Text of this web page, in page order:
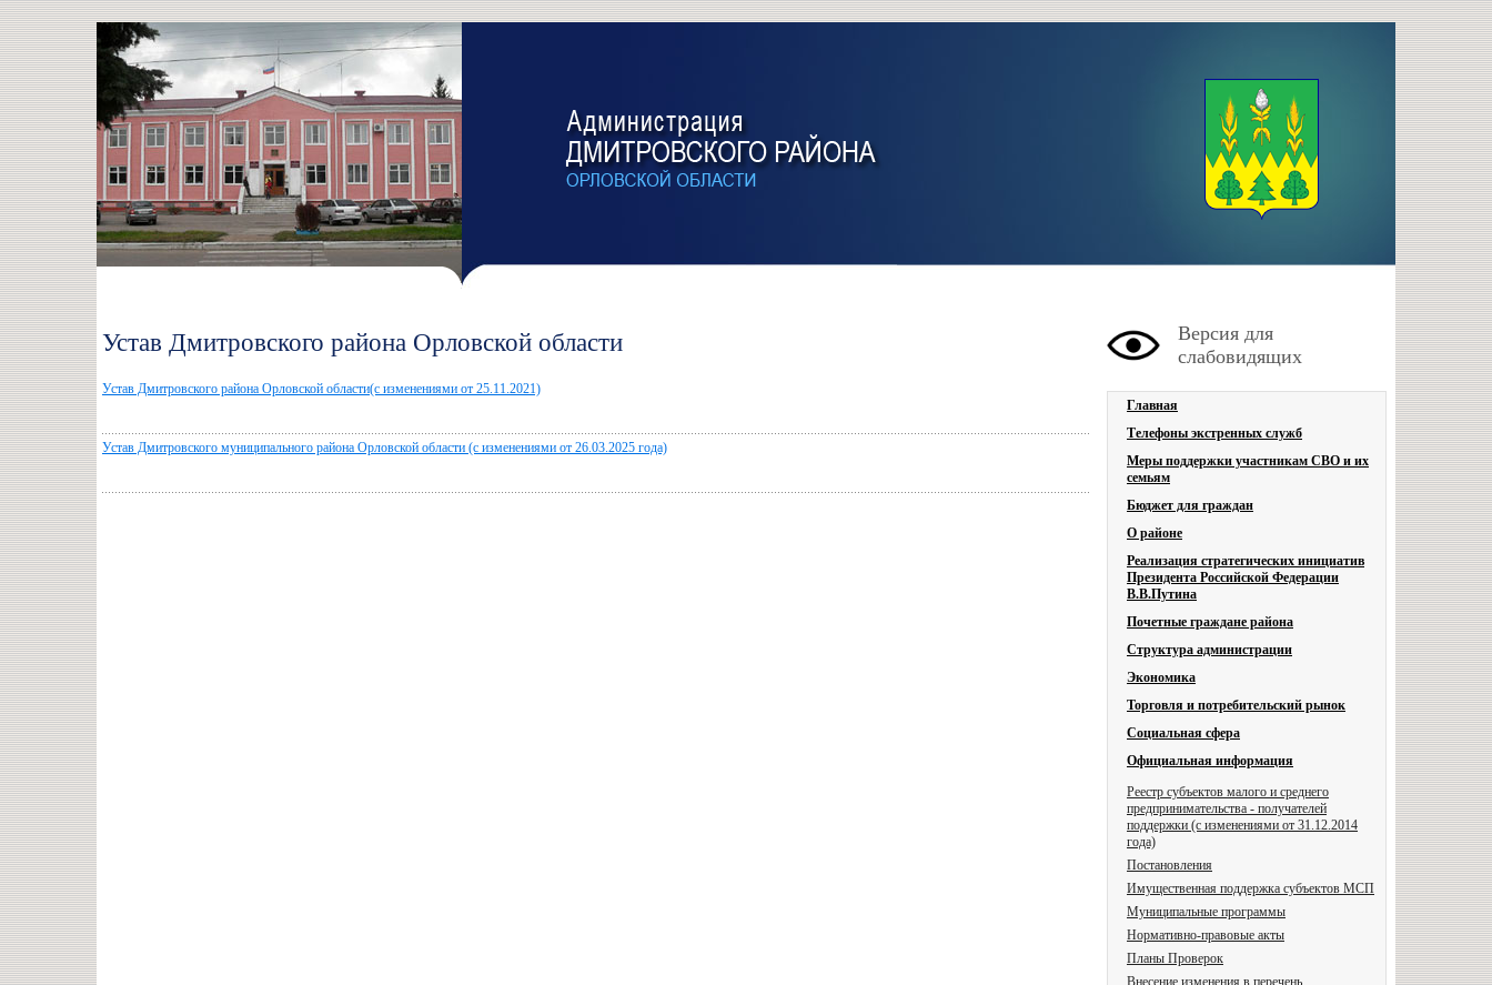
Устав Дмитровского района Орловской области
Устав Дмитровского района Орловской области(с изменениями от 25.11.2021)
Устав Дмитровского муниципального района Орловской области (с изменениями от 26.03.2025 года)
Версия для
слабовидящих
Главная
Телефоны экстренных служб
Меры поддержки участникам СВО и их
семьям
Бюджет для граждан
О районе
Реализация стратегических инициатив
Президента Российской Федерации
В.В.Путина
Почетные граждане района
Структура администрации
Экономика
Торговля и потребительский рынок
Социальная сфера
Официальная информация
Реестр субъектов малого и среднего
предпринимательства - получателей
поддержки (с изменениями от 31.12.2014
года)
Постановления
Имущественная поддержка субъектов МСП
Муниципальные программы
Нормативно-правовые акты
Планы Проверок
Внесение изменения в перечень